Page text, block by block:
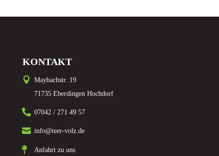
KONTAKT

Maybachstr. 19
71735 Eberdingen Hochdorf
 07042 / 271 49 57
 info@teer-volz.de
 Anfahrt zu uns